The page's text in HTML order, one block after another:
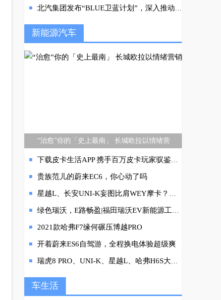
北汽集团发布“BLUE卫蓝计划”，深入推动“双碳”目标落地
新能源汽车
“治愈”你的「史上最南」 长城欧拉以情绪营
下载皮卡生活APP 携手百万皮卡玩家驭鉴皮卡生活奇遇
贵族范儿的蔚来EC6，你心动了吗
星越L、长安UNI-K妄图比肩WEY摩卡？网友：凭什么？
绿色瑞沃，E路畅盈|福田瑞沃EV新能源工程车焕新上市
2021款哈弗F7缘何碾压博越PRO
开着蔚来ES6自驾游，全程换电体验超级爽
瑞虎8 PRO、UNI-K、星越L、哈弗H6S大比拼 现象级SUV如何选
车生活